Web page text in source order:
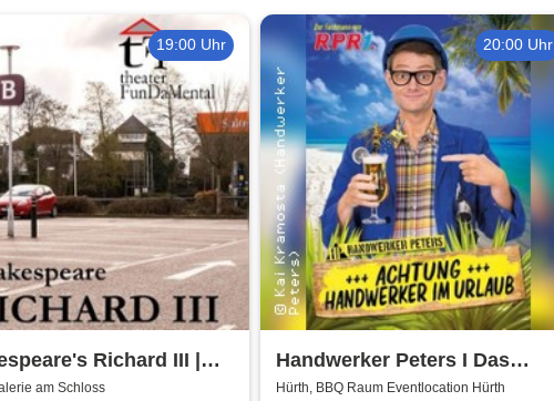
19:00 Uhr
Richard III |
am Schloss Brühl
am Schloss
20:00 Uhr
Handwerker Peters I Das
Sommer Event | Achtung -
Hürth, BBQ Raum Eventlocation Hürth